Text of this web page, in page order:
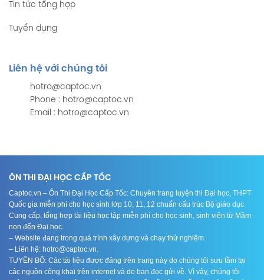
Tin tức tổng hợp
Tuyển dụng
Liên hệ với chúng tôi
hotro@captoc.vn
Phone : hotro@captoc.vn
Email : hotro@captoc.vn
ÔN THI ĐẠI HỌC CẤP TỐC
Captoc.vn – Ôn Thi Đại Học Cấp Tốc: Chuyên trang luyện thi Đại học, THPT
Quốc gia miễn phí cho học sinh lớp 10, 11, 12 chuẩn cấu trúc Bộ giáo dục.
Cung cấp, tổng hợp tài liệu học tập miễn phí cho học sinh, sinh viên từ Mầm
non đến Đại học.
– Website đang trong quá trình xây dựng và chạy thử nghiệm.
– Liên hệ: hotro@captoc.vn.
TUYÊN BỐ: Các tài liệu được đăng trên trang này do chúng tôi sưu tầm tại
các nguồn công khai trên internet và do bạn đọc gửi về. Vì vậy, chúng tôi